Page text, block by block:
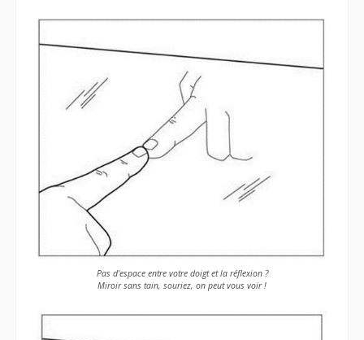
Pas d'espace entre votre doigt et la réflexion ?
Miroir sans tain, souriez, on peut vous voir !